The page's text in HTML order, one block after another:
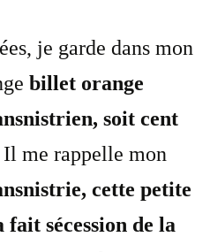
je garde dans mon
billet orange
soit cent
me rappelle mon
cette petite
sécession de la